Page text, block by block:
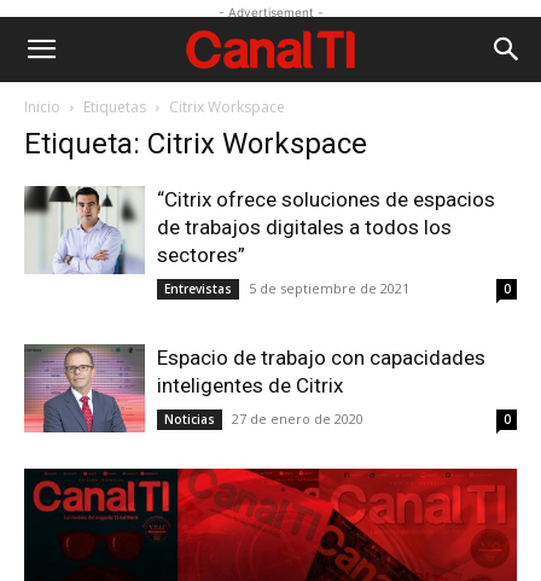
- Advertisement -
Inicio Etiquetas Citrix Workspace
Etiqueta: Citrix Workspace
“Citrix ofrece soluciones de espacios
de trabajos digitales a todos los
sectores”
Entrevistas 5 de septiembre de 2021 0
Espacio de trabajo con capacidades
inteligentes de Citrix
Noticias 27 de enero de 2020 0